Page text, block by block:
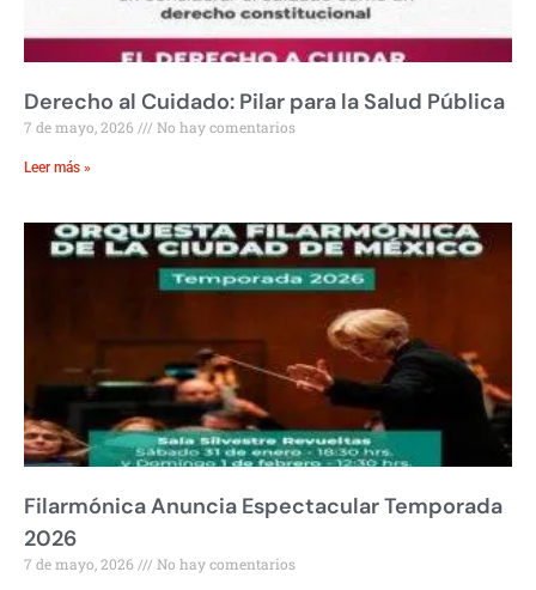
Derecho al Cuidado: Pilar para la Salud Pública
7 de mayo, 2026 No hay comentarios
Leer más »
Filarmónica Anuncia Espectacular Temporada
2026
7 de mayo, 2026 No hay comentarios